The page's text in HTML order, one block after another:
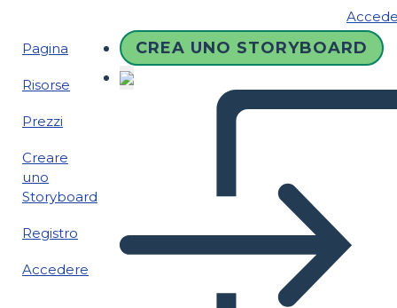
Pagina
Risorse
Prezzi
Creare
uno
Storyboard
Registro
Accedere
CREA UNO STORYBOARD